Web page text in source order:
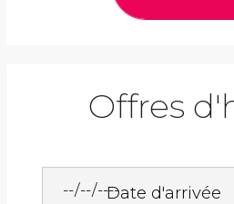
Offres
Date d'arrivée